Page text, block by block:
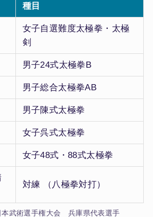
種目
女子自選難度太極拳・太極
剣
男子24式太極拳B
男子総合太極拳AB
男子陳式太極拳
女子呉式太極拳
女子48式・88式太極拳
対練 （八極拳対打）
武術選手権大会 兵庫県代表選手